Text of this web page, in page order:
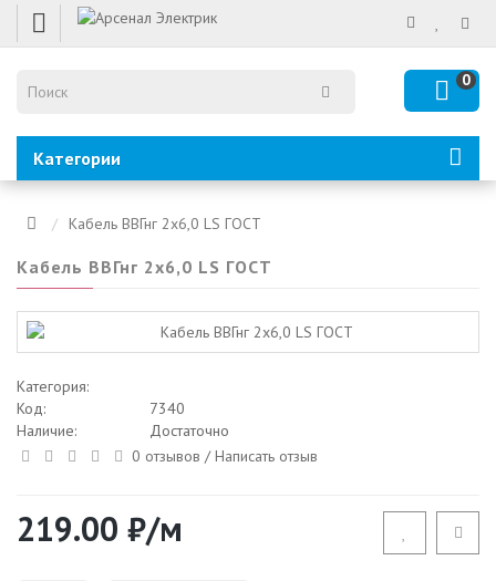
0
Категории
Кабель ВВГнг 2х6,0 LS ГОСТ
Кабель ВВГнг 2х6,0 LS ГОСТ
Категория:
Код:
7340
Наличие:
Достаточно
0 отзывов /Написать отзыв
219.00 ₽/м